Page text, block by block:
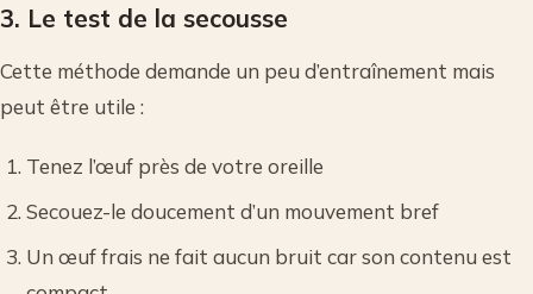
3. Le test de la secousse
Cette méthode demande un peu d’entraînement mais
peut être utile :
Tenez l’œuf près de votre oreille
Secouez-le doucement d’un mouvement bref
Un œuf frais ne fait aucun bruit car son contenu est